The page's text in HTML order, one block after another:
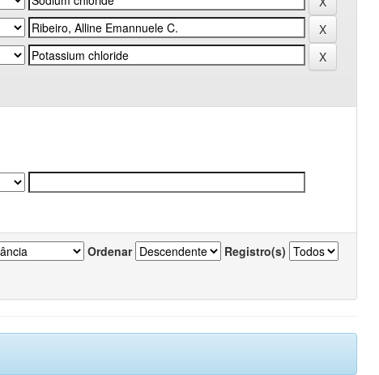
Ordenar Registro(s)